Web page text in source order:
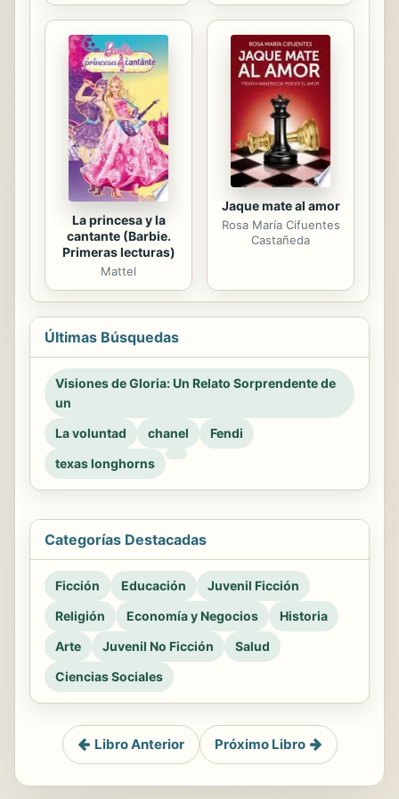
La princesa y la
cantante (Barbie.
Primeras lecturas)
Mattel
Jaque mate al amor
Rosa María Cifuentes
Castañeda
Últimas Búsquedas
Visiones de Gloria: Un Relato Sorprendente de
un
La voluntad
chanel
Fendi
texas longhorns
Categorías Destacadas
Ficción Educación
Juvenil Ficción
Religión
Economía y Negocios
Historia
Arte
Juvenil No Ficción
Salud
Ciencias Sociales
Libro Anterior Próximo Libro